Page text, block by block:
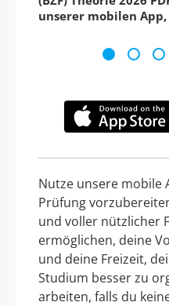
unserer mobilen
Nutze unsere mobile
Prüfung
und voller nützlicher
ermöglichen, deine
und deine Freizeit,
Studium besser zu
arbeiten, falls du